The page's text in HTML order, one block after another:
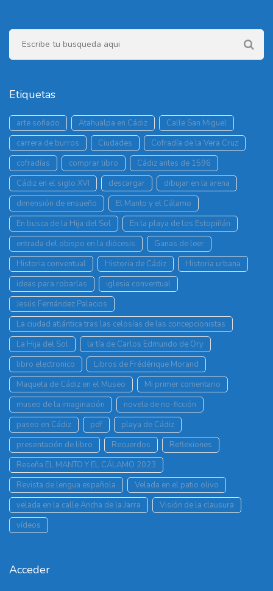
Etiquetas
arte soñado Atahualpa en Cádiz
Calle San Miguel
carrera de burros
Ciudades
Cofradía de la Vera Cruz
cofradías
comprar libro
Cádiz antes de 1596
Cádiz en el siglo XVI
descargar
dibujar en la arena
dimensión de ensueño
El Manto y el Cálamo
En busca de la Hija del Sol
En la playa de los Estopiñán
entrada del obispo en la diócesis
Ganas de leer
Historia conventual
Historia de Cádiz
Historia urbana
ideas para robarlas
iglesia conventual
Jesús Fernández Palacios
La ciudad atlántica tras las celosías de las concepcionistas
La Hija del Sol
la tía de Carlos Edmundo de Ory
libro electronico
Libros de Frédérique Morand
Maqueta de Cádiz en el Museo
Mi primer comentario
museo de la imaginación
novela de no-ficción
paseo en Cádiz
pdf
playa de Cádiz
presentación de libro
Recuerdos
Reflexiones
Reseña EL MANTO Y EL CÁLAMO 2023
Revista de lengua española
Velada en el patio olivo
velada en la calle Ancha de la Jarra
Visión de la clausura
vídeos
Acceder